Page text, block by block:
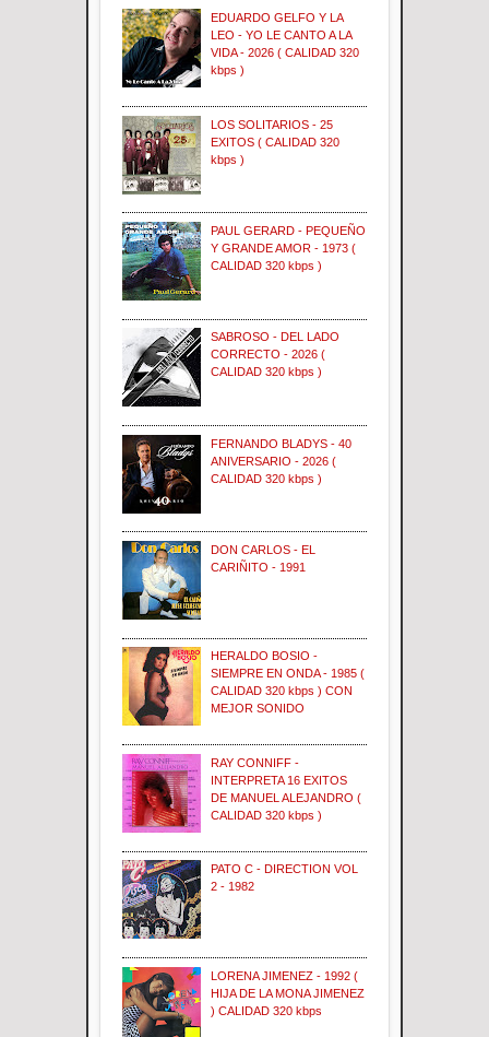
EDUARDO GELFO Y LA
LEO - YO LE CANTO A LA
VIDA - 2026 ( CALIDAD 320
kbps )
LOS SOLITARIOS - 25
EXITOS ( CALIDAD 320
kbps )
PAUL GERARD - PEQUEÑO
Y GRANDE AMOR - 1973 (
CALIDAD 320 kbps )
SABROSO - DEL LADO
CORRECTO - 2026 (
CALIDAD 320 kbps )
FERNANDO BLADYS - 40
ANIVERSARIO - 2026 (
CALIDAD 320 kbps )
DON CARLOS - EL
CARIÑITO - 1991
HERALDO BOSIO -
SIEMPRE EN ONDA - 1985 (
CALIDAD 320 kbps ) CON
MEJOR SONIDO
RAY CONNIFF -
INTERPRETA 16 EXITOS
DE MANUEL ALEJANDRO (
CALIDAD 320 kbps )
PATO C - DIRECTION VOL
2 - 1982
LORENA JIMENEZ - 1992 (
HIJA DE LA MONA JIMENEZ
) CALIDAD 320 kbps